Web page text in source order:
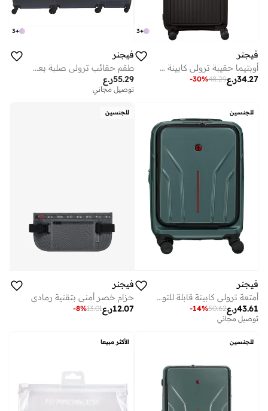
+
3
فيجنر
أوبتيما حقيبة ترولي كابينة صلبة قابلة للتوسيع 57 سم أسود
ر.ع34.27
48.29
-30%
+
3
فيجنر
طقم حقائب ترولي صلبة بعجلات مزدوجة غير قابلة للتوسيع من أمبلار قطع ++ سم - أزرق داكن
ر.ع55.29
توصيل مجاني
للجنسين
فيجنر
أمتعة ترولي كابينة قابلة للتوسيع من أمبليكس سم بلون بحيرة عميقة
ر.ع43.61
50.62
-14%
توصيل مجاني
للجنسين
فيجنر
حزام خصر أمني بتقنية رمادي
ر.ع12.07
13.01
-8%
للجنسين الأكثر مبيعا